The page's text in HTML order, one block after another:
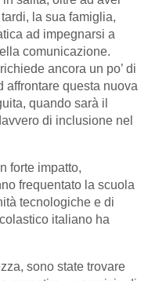
la sua famiglia,
ad impegnarsi a
comunicazione.
ancora un po’ di
affrontare questa nuova
quando sarà il
di inclusione nel
forte impatto,
frequentato la scuola
tecnologiche e di
italiano ha
sono state trovare